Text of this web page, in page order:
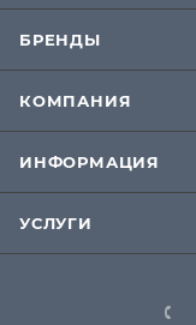
БРЕНДЫ
КОМПАНИЯ
ИНФОРМАЦИЯ
УСЛУГИ